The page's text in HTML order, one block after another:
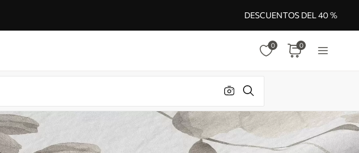
DESCUENTOS DEL 40 %
0 0